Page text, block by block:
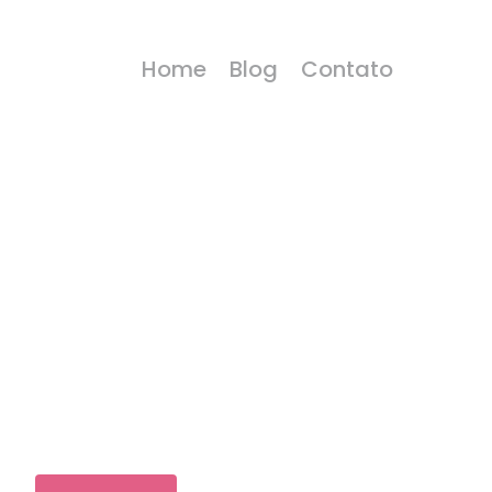
Home Blog Contato